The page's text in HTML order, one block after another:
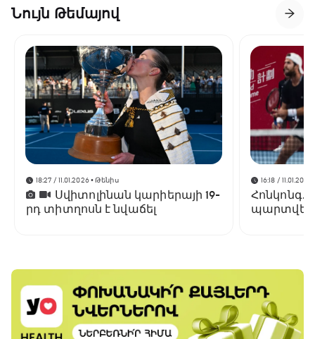
Նույն Թեմայով
18:27 / 11.01.2026• Թենիս
Սվիտոլինան կարիերայի 19-
րդ տիտղոսն է նվաճել
16:18 / 11.01.2026
Հոնկոնգ.